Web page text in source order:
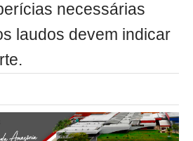
necessárias
laudos devem indicar